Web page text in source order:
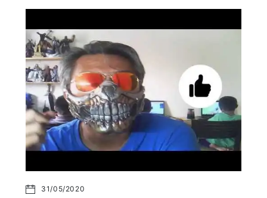
31/05/2020